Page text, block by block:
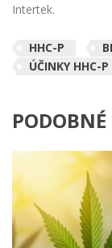
Intertek.
HHC-P
ÚČINKY HHC-P
PODOBNÉ